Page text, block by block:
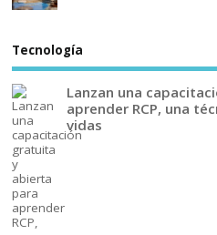
Tecnología
Lanzan una
aprender RCP, una
vidas